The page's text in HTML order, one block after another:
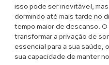
isso pode ser inevitável,
dormindo até mais tarde no
tempo maior de descanso.
transformar a privação de
essencial para a sua saúde,
sua capacidade de manter